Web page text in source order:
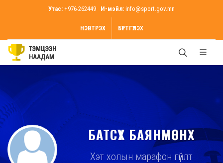
Утас: +976-262449 И-мэйл: info@sport.gov.mn
НЭВТРЭХ БҮРТГҮҮЛЭХ
БАТСҮХ БАЯНМӨНХ
Хэт холын марафон гүйлт